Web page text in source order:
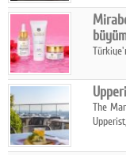
kontrol
The